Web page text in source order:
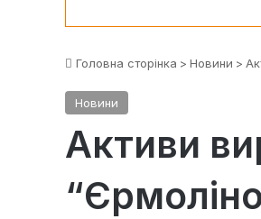
Головна сторінка > Новини >
Новини
Активи